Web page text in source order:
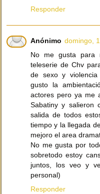
Responder
Anónimo domingo,
No me gusta para
teleserie de Chv
de sexo y
gusto la
actores pero ya me
Sabatiny y salieron
salida de todos
tiempo y la llegada
mejoro el area
No me gusta por
sobretodo estoy
juntos, los veo y
personal)
Responder